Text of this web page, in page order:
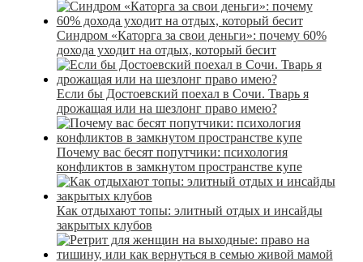
Синдром «Каторга за свои деньги»: почему 60%
дохода уходит на отдых, который бесит
Если бы Достоевский поехал в Сочи. Тварь я
дрожащая или на шезлонг право имею?
Почему вас бесят попутчики: психология
конфликтов в замкнутом пространстве купе
Как отдыхают топы: элитный отдых и инсайды
закрытых клубов